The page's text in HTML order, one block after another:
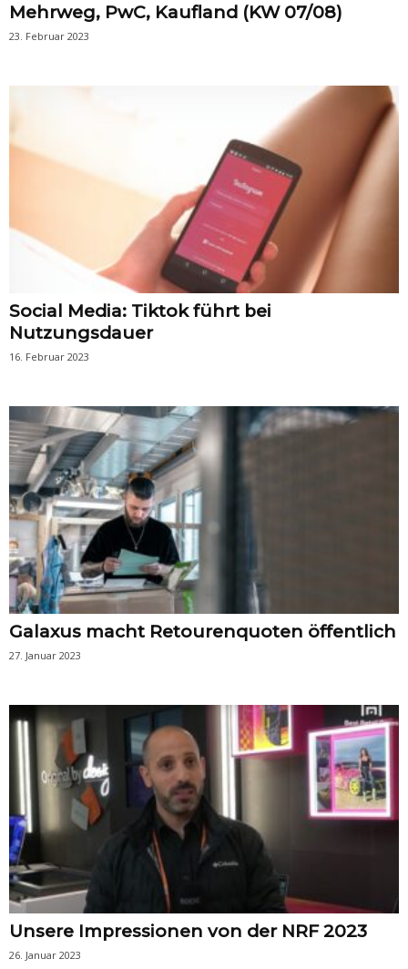
Mehrweg, PwC, Kaufland (KW 07/08)
23. Februar 2023
Social Media: Tiktok führt bei
Nutzungsdauer
16. Februar 2023
Galaxus macht Retourenquoten öffentlich
27. Januar 2023
Unsere Impressionen von der NRF 2023
26. Januar 2023